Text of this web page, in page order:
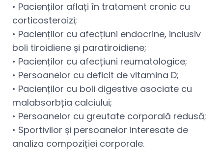
• Pacienților aflați în tratament cronic cu
corticosteroizi;
• Pacienților cu afecțiuni endocrine, inclusiv
boli tiroidiene și paratiroidiene;
• Pacienților cu afecțiuni reumatologice;
• Persoanelor cu deficit de vitamina D;
• Pacienților cu boli digestive asociate cu
malabsorbția calciului;
• Persoanelor cu greutate corporală redusă;
• Sportivilor și persoanelor interesate de
analiza compoziției corporale.